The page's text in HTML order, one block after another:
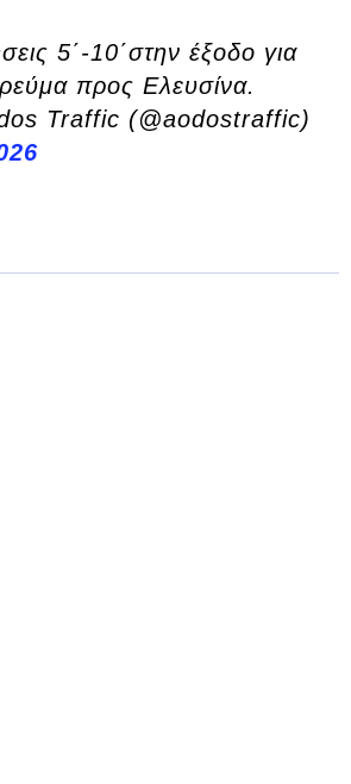
5΄-10΄στην έξοδο για
προς Ελευσίνα.
Traffic (@aodostraffic)